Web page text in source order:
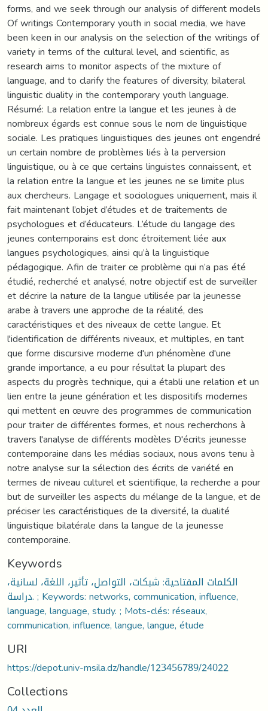
forms, and we seek through our analysis of different models
Of writings Contemporary youth in social media, we have
been keen in our analysis on the selection of the writings of
variety in terms of the cultural level, and scientific, as
research aims to monitor aspects of the mixture of
language, and to clarify the features of diversity, bilateral
linguistic duality in the contemporary youth language.
Résumé: La relation entre la langue et les jeunes à de
nombreux égards est connue sous le nom de linguistique
sociale. Les pratiques linguistiques des jeunes ont engendré
un certain nombre de problèmes liés à la perversion
linguistique, ou à ce que certains linguistes connaissent, et
la relation entre la langue et les jeunes ne se limite plus
aux chercheurs. Langage et sociologues uniquement, mais il
fait maintenant l’objet d’études et de traitements de
psychologues et d’éducateurs. L’étude du langage des
jeunes contemporains est donc étroitement liée aux
langues psychologiques, ainsi qu’à la linguistique
pédagogique. Afin de traiter ce problème qui n’a pas été
étudié, recherché et analysé, notre objectif est de surveiller
et décrire la nature de la langue utilisée par la jeunesse
arabe à travers une approche de la réalité, des
caractéristiques et des niveaux de cette langue. Et
l'identification de différents niveaux, et multiples, en tant
que forme discursive moderne d'un phénomène d'une
grande importance, a eu pour résultat la plupart des
aspects du progrès technique, qui a établi une relation et un
lien entre la jeune génération et les dispositifs modernes
qui mettent en œuvre des programmes de communication
pour traiter de différentes formes, et nous recherchons à
travers l'analyse de différents modèles D'écrits jeunesse
contemporaine dans les médias sociaux, nous avons tenu à
notre analyse sur la sélection des écrits de variété en
termes de niveau culturel et scientifique, la recherche a pour
but de surveiller les aspects du mélange de la langue, et de
préciser les caractéristiques de la diversité, la dualité
linguistique bilatérale dans la langue de la jeunesse
contemporaine.
Keywords
الكلمات المفتاحية: شبكات، التواصل، تأثير، اللغة، لسانية،
دراسة. ; Keywords: networks, communication, influence,
language, language, study. ; Mots-clés: réseaux,
communication, influence, langue, langue, étude
URI
https://depot.univ-msila.dz/handle/123456789/24022
Collections